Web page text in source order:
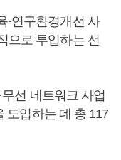
·연구환경개선 사
으로 투입하는 선
선 네트워크 사업
도입하는 데 총 117